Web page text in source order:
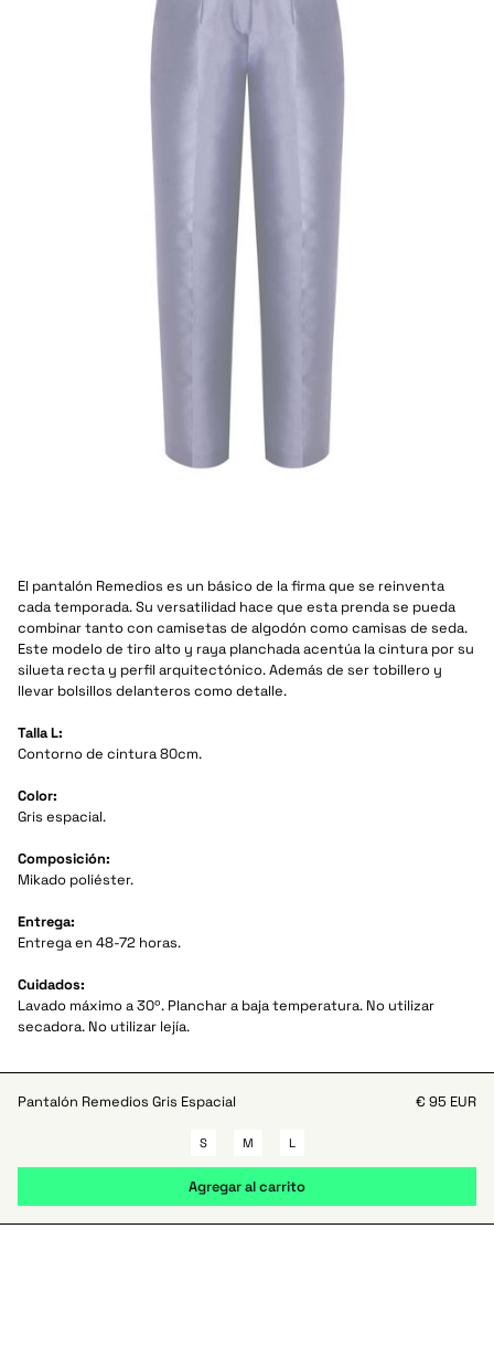
El pantalón Remedios es un básico de la firma que se reinventa
cada temporada. Su versatilidad hace que esta prenda se pueda
combinar tanto con camisetas de algodón como camisas de seda.
Este modelo de tiro alto y raya planchada acentúa la cintura por su
silueta recta y perfil arquitectónico. Además de ser tobillero y
llevar bolsillos delanteros como detalle.
Talla L:
Contorno de cintura 80cm.
Color:
Gris espacial.
Composición:
Mikado poliéster.
Entrega:
Entrega en 48-72 horas.
Cuidados:
Lavado máximo a 30º. Planchar a baja temperatura. No utilizar
secadora. No utilizar lejía.
Pantalón Remedios Gris Espacial € 95 EUR
S M L